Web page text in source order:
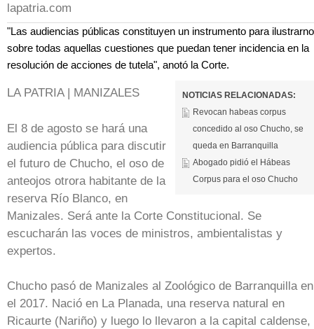
lapatria.com
"Las audiencias públicas constituyen un instrumento para
sobre todas aquellas cuestiones que puedan tener incidencia en la
resolución de acciones de tutela", anotó la Corte.
NOTICIAS RELACIONADAS:
Revocan habeas corpus
concedido al oso Chucho, se
queda en Barranquilla
Abogado pidió el Hábeas
Corpus para el oso Chucho
LA PATRIA | MANIZALES
El 8 de agosto se hará una
audiencia pública para discutir
el futuro de Chucho, el oso de
anteojos otrora habitante de la
reserva Río Blanco, en
Manizales. Será ante la Corte Constitucional. Se
escucharán las voces de ministros, ambientalistas y
expertos.
Chucho pasó de Manizales al Zoológico de Barranquilla en
el 2017. Nació en La Planada, una reserva natural en
Ricaurte (Nariño) y luego lo llevaron a la capital caldense,